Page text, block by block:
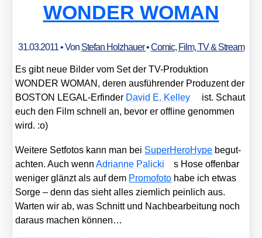
WONDER WOMAN
31.03.2011• Von Stefan Holzhauer•Comic, Film, TV & Stream
Es gibt neue Bil­der vom Set der TV-Pro­duk­ti­on
WONDER WOMAN, deren aus­füh­ren­der Pro­du­zent der
BOSTON LEGAL-Erfin­der David E. Kel­ley
ist. Schaut
euch den Film schnell an, bevor er off­line genom­men
wird. :o)
Wei­te­re Set­fo­tos kann man bei Super­Her­o­Hype begut­
ach­ten. Auch wennAdri­an­ne Pali­cki
s Hose offen­bar
weni­ger glänzt als auf dem Pro­mo­fo­to habe ich etwas
Sor­ge – denn das sieht alles ziem­lich pein­lich aus.
War­ten wir ab, was Schnitt und Nach­be­ar­bei­tung noch
dar­aus machen kön­nen…